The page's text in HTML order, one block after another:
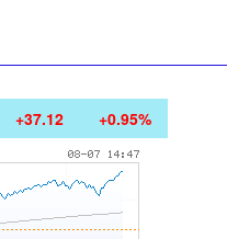
+36.80 +0.94%